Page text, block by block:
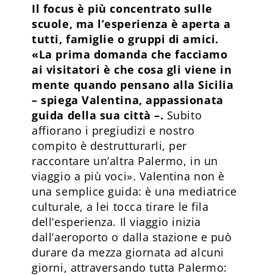
Il focus è più concentrato sulle
scuole, ma l’esperienza è aperta a
tutti, famiglie o gruppi di amici.
«La prima domanda che facciamo
ai visitatori è che cosa gli viene in
mente quando pensano alla Sicilia
– spiega Valentina, appassionata
guida della sua città –. Subito
affiorano i pregiudizi e nostro
compito è destrutturarli, per
raccontare un’altra Palermo, in un
viaggio a più voci». Valentina non è
una semplice guida: è una mediatrice
culturale, a lei tocca tirare le fila
dell’esperienza. Il viaggio inizia
dall’aeroporto o dalla stazione e può
durare da mezza giornata ad alcuni
giorni, attraversando tutta Palermo: